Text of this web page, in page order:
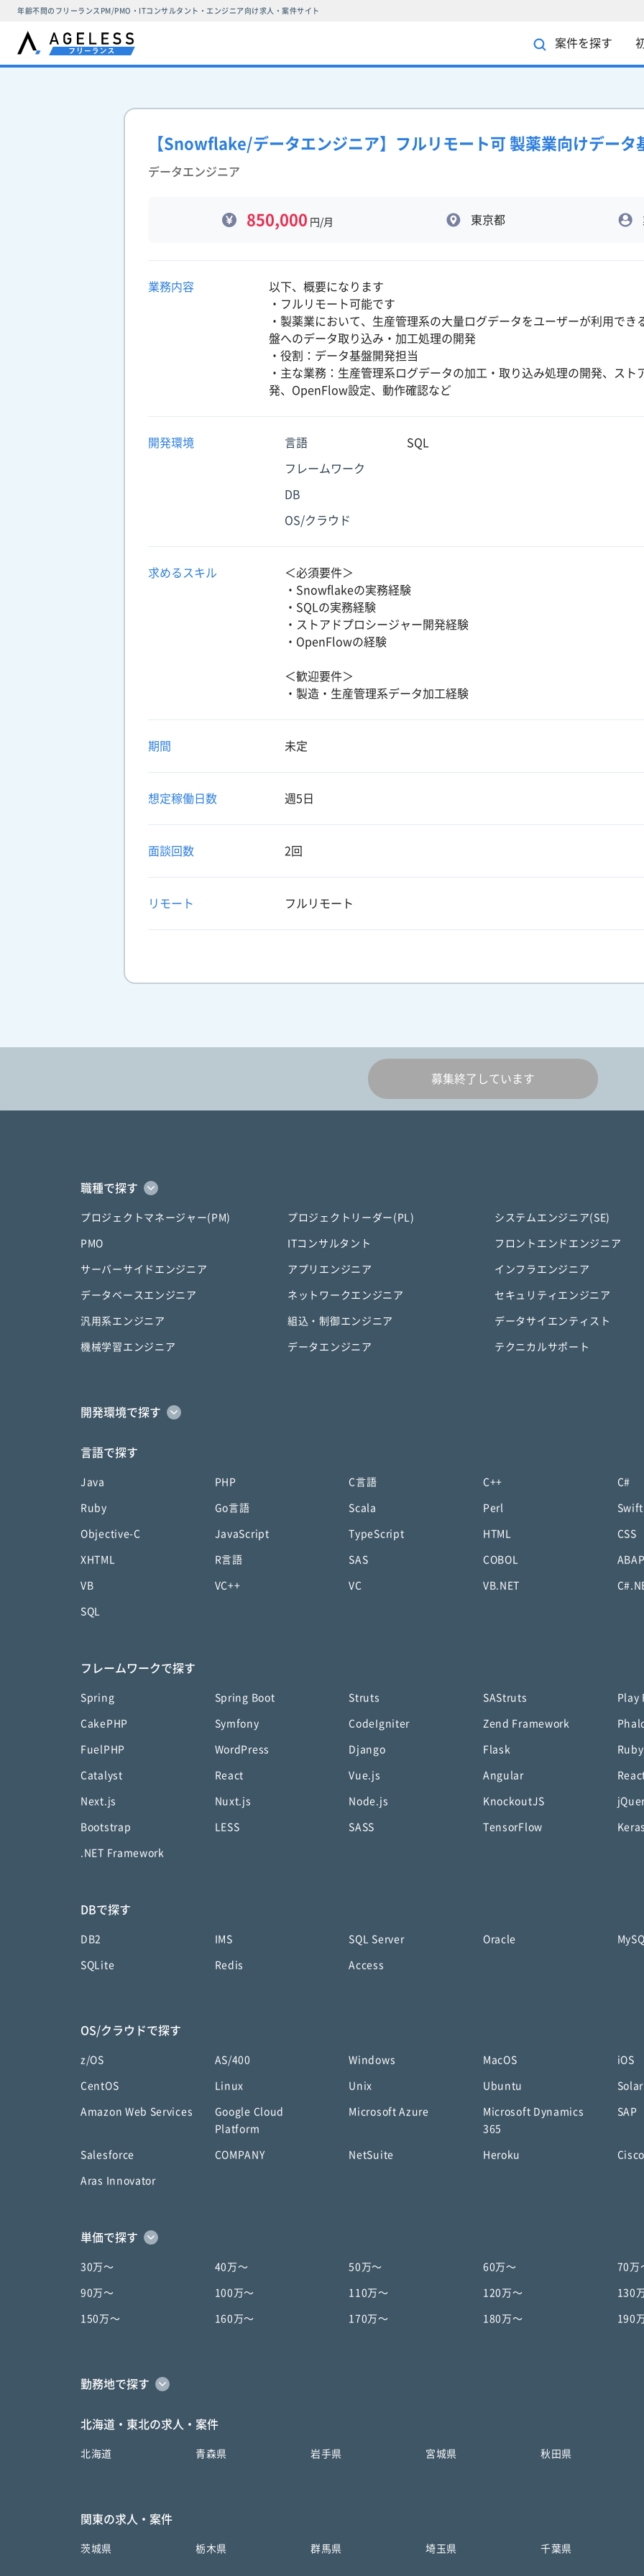
年齢不問のフリーランスPM/PMO・ITコンサルタント・エンジニア向け求人・案件サイト
案件を探す
【Snowflake/データエンジニア】フルリモート可 製薬業向けデータ
データエンジニア
850,000 円/月 東京都
業務内容
以下、概要になります
・フルリモート可能です
・製薬業において、生産管理系の大量ログデータをユーザーが利用で
盤へのデータ取り込み・加工処理の開発
・役割：データ基盤開発担当
・主な業務：生産管理系ログデータの加工・取り込み処理の開発、スト
発、OpenFlow設定、動作確認など
開発環境 言語 SQL
フレームワーク
DB
OS/クラウド
求めるスキル
＜必須要件＞
・Snowflakeの実務経験
・SQLの実務経験
・ストアドプロシージャー開発経験
・OpenFlowの経験
＜歓迎要件＞
・製造・生産管理系データ加工経験
期間 未定
想定稼働日数 週5日
面談回数 2回
リモート フルリモート
募集終了しています
職種で探す
プロジェクトマネージャー(PM) プロジェクトリーダー(PL) システムエンジニア(SE)
PMO ITコンサルタント フロントエンドエンジニア
サーバーサイドエンジニア アプリエンジニア インフラエンジニア
データベースエンジニア ネットワークエンジニア セキュリティエンジニア
汎用系エンジニア 組込・制御エンジニア データサイエンティスト
機械学習エンジニア データエンジニア テクニカルサポート
開発環境で探す
言語で探す
Java PHP C言語 C++ C#
Ruby Go言語 Scala Perl Swift
Objective-C JavaScript TypeScript HTML CSS
XHTML R言語 SAS COBOL
VB VC++ VC VB.NET
SQL
フレームワークで探す
Spring Spring Boot Struts SAStruts Play
CakePHP Symfony CodeIgniter Zend Framework
FuelPHP WordPress Django Flask
Catalyst React Vue.js Angular
Next.js Nuxt.js Node.js KnockoutJS
Bootstrap LESS SASS TensorFlow
.NET Framework
DBで探す
DB2 IMS SQL Server Oracle
SQLite Redis Access
OS/クラウドで探す
z/OS AS/400 Windows MacOS iOS
CentOS Linux Unix Ubuntu
Amazon Web Services
Google Cloud
Platform
Microsoft Azure
Microsoft Dynamics
365
SAP
Salesforce COMPANY NetSuite Heroku
Aras Innovator
単価で探す
30万〜 40万〜 50万〜 60万〜 70万
90万〜 100万〜 110万〜 120万〜 130
150万〜 160万〜 170万〜 180万〜 190
勤務地で探す
北海道・東北の求人・案件
北海道 青森県 岩手県 宮城県 秋田県
関東の求人・案件
茨城県 栃木県 群馬県 埼玉県 千葉県